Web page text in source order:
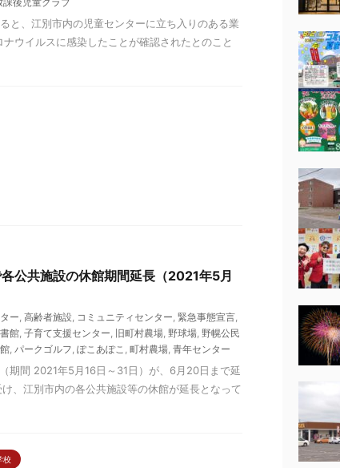
と、江別市内の児童センターに立ち入りのある業
ウイルスに感染したことが確認されたとのこと
公共施設の休館期間延長（2021年5月
ー, 高齢者施設, コミュニティセンター, 緊急事態宣言,
館, 子育て支援センター, 旧町村農場, 野球場, 野幌公民
, パークゴルフ, ぽこあぽこ , 町村農場, 青年センター
期間 2021年5月16日～31日）が、6月20日まで延
、江別市内の各公共施設等の休館が延長となって
校